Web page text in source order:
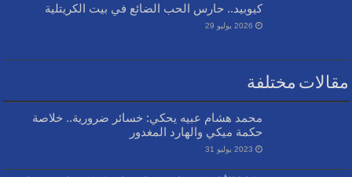
كيوبيد.. حارس الحب الضائع في بيت الكريتلية
2026 يوليو 29
مقالات مختلفة
محمد هشام عبيه يحكي: خسائر ضرورية.. خلاصة
حكمة ميكي والهارد المغدور
2023 يوليو 31